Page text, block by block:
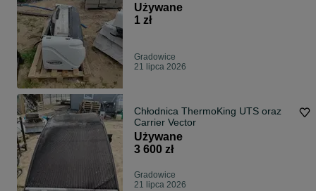
Używane
1 zł
Gradowice
21 lipca 2026
Chłodnica ThermoKing UTS oraz
Carrier Vector
Używane
3 600 zł
Gradowice
21 lipca 2026